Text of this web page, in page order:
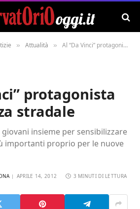
» Attualità » Al “Da Vinci” protagonista la sicurezza stradale
protagonista
stradale
insieme per sensibilizzare
importanti proprio per le nuove
APRILE 14, 2012 3 MINUTI DI LETTURA